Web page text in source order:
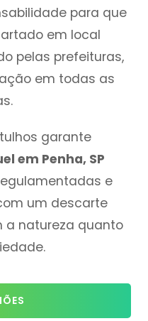
para que
em local
pelas prefeituras,
em todas as
garante
em Penha, SP
e
um descarte
a natureza quanto